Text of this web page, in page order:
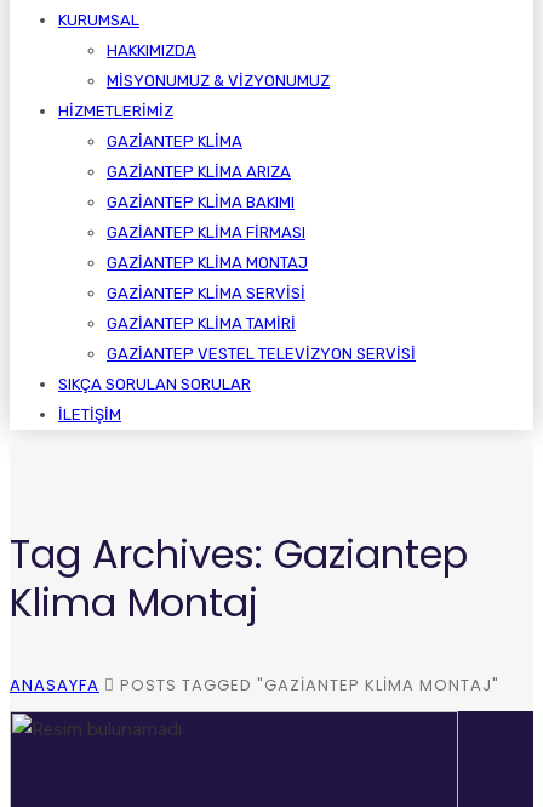
KURUMSAL
HAKKIMIZDA
MISYONUMUZ & VIZYONUMUZ
HIZMETLERIMIZ
GAZIANTEP KLIMA
GAZIANTEP KLIMA ARIZA
GAZIANTEP KLIMA BAKIMI
GAZIANTEP KLIMA FIRMASI
GAZIANTEP KLIMA MONTAJ
GAZIANTEP KLIMA SERVISI
GAZIANTEP KLIMA TAMIRI
GAZIANTEP VESTEL TELEVIZYON SERVISI
SIKÇA SORULAN SORULAR
İLETIŞIM
Tag Archives: Gaziantep
Klima Montaj
ANASAYFA POSTS TAGGED "GAZIANTEP KLIMA MONTAJ"